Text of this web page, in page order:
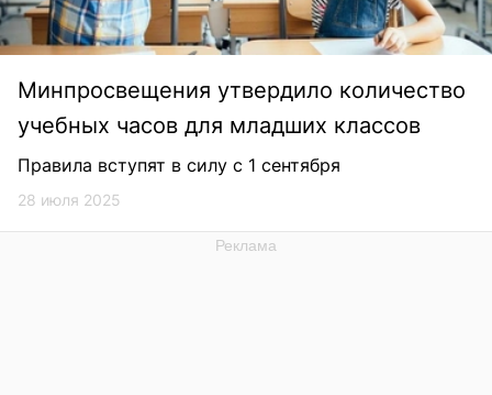
Минпросвещения утвердило количество
учебных часов для младших классов
Правила вступят в силу с 1 сентября
28 июля 2025